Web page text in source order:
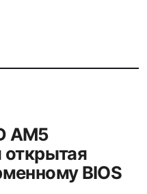
AM5
открытая
BIOS